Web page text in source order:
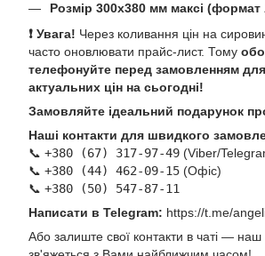
Розмір 300х380 мм максі (формат
❗ Увага! Через коливання цін на
часто оновлювати прайс-лист. Тому
телефонуйте перед замовленням
актуальних цін на сьогодні!
Замовляйте ідеальний подарунок
Наші контакти для швидкого
📞 +380 (67) 317-97-49 (Viber/
📞 +380 (44) 462-09-15 (Офіс)
📞 +380 (50) 547-87-11
Написати в Telegram: https://t.me/
Або залиште свої контакти в чаті —